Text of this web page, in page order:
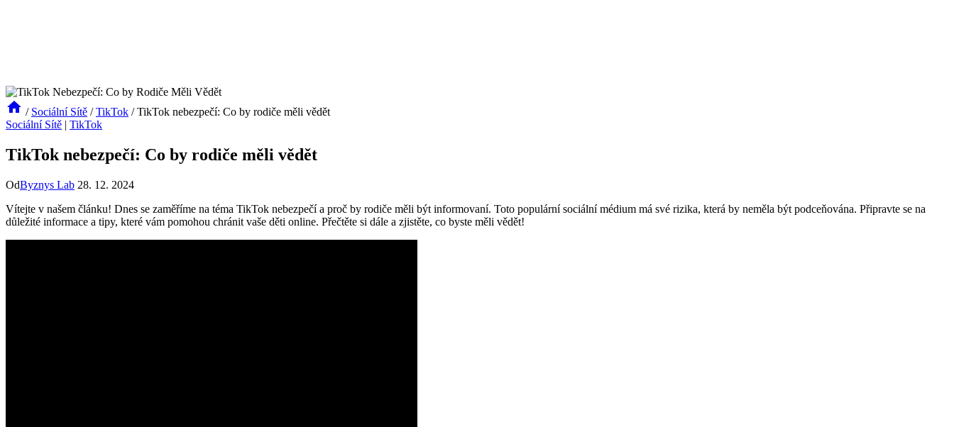
/ Sociální Sítě / TikTok / TikTok nebezpečí: Co by rodiče měli vědět
Sociální Sítě | TikTok
TikTok nebezpečí: Co by rodiče měli vědět
OdByznys Lab 28. 12. 2024
Vítejte v našem článku! Dnes se zaměříme na téma TikTok nebezpečí a proč by rodiče měli být informovaní. Toto populární sociální médium má své rizika, která by neměla být podceňována. Připravte se na
důležité informace a tipy, které vám pomohou chránit vaše děti online. Přečtěte si dále a zjistěte, co byste měli vědět!